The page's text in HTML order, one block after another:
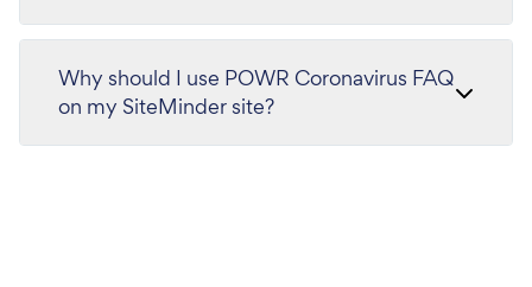
Why should I use POWR Coronavirus FAQ
on my SiteMinder site?